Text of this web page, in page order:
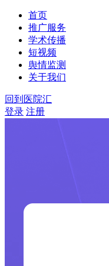
首页
推广服务
学术传播
短视频
舆情监测
关于我们
回到医院汇
登录 注册